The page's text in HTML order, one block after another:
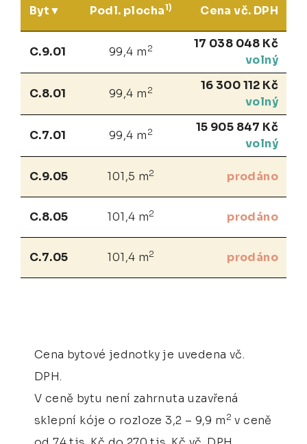
Byt Podl. plocha1) Cena vč. DPH
C.9.01 99,4 m 2
17 038 048 Kč
volný
C.8.01 99,4 m 2
16 300 112 Kč
volný
C.7.01 99,4 m 2
15 905 847 Kč
volný
C.9.05 101,5 m2 prodáno
C.8.05 101,4 m2 prodáno
C.7.05 101,4 m2 prodáno
Cena bytové jednotky je uvedena vč.
DPH.
V ceně bytu není zahrnuta uzavřená
sklepní kóje o rozloze 3,2 – 9,9 m 2 v ceně